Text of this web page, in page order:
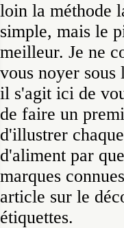
loin la méthode
simple, mais le
meilleur. Je ne
vous noyer sous
il s'agit ici de
de faire un
d'illustrer
d'aliment par
marques
article sur le
étiquettes.